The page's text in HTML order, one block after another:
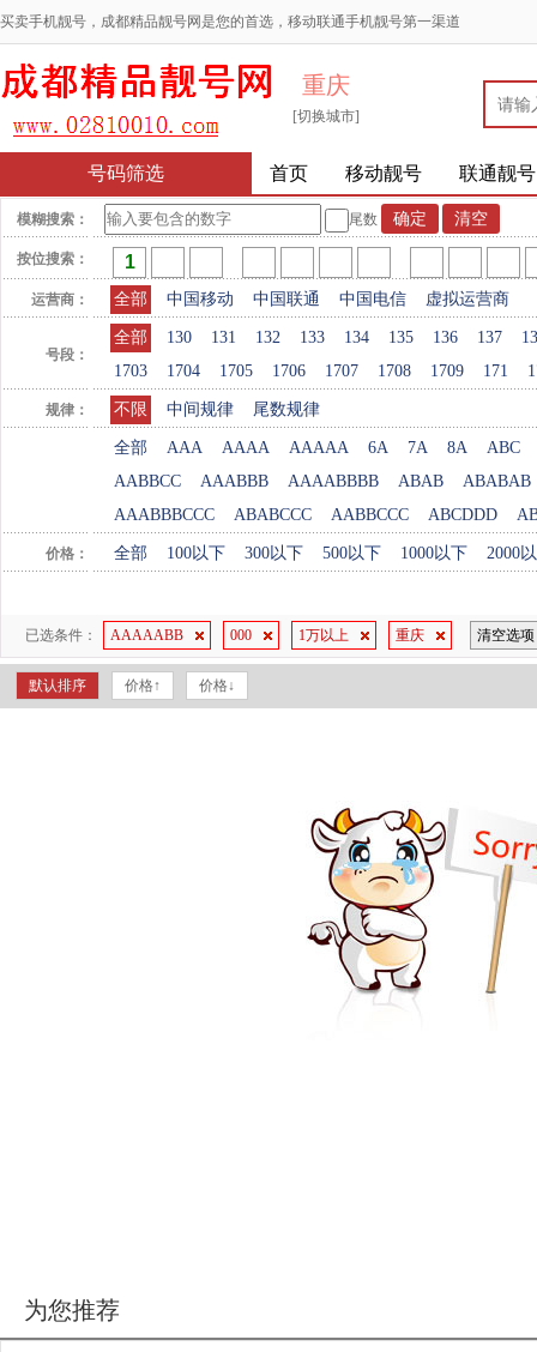
买卖手机靓号，成都精品靓号网是您的首选，移动联通手机靓号第一渠道
重庆
[切换城市]
号码筛选 首页 移动靓号 联通靓号
模糊搜索： 尾数
按位搜索：
运营商： 全部 中国移动 中国联通 中国电信 虚拟运营商
号段：
全部 130 131 132 133 134 135 136 137
1703
1704 1705 1706 1707 1708 1709 171
规律： 不限 中间规律 尾数规律
全部 AAA AAAA AAAAA 6A 7A 8A
ABC
AABBCC
AAABBB AAAABBBB ABAB
ABABAB
AAABBBCCC
ABABCCC AABBCCC ABCDDD
价格： 全部 100以下 300以下 500以下 1000以下 2000
已选条件： AAAAABB 000 1万以上 重庆 清空选项
默认排序 价格↑ 价格↓
为您推荐